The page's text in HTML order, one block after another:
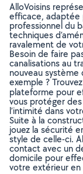
AlloVoisins
efficace, adaptée
professionnel du
techniques
ravalement de
Besoin de faire
canalisations au
nouveau système
exemple ?
plateforme pour
vous protéger
l’intimité dans
Suite à la
jouez la sécurité
style de celle-ci.
contact avec un
domicile pour
votre extérieur